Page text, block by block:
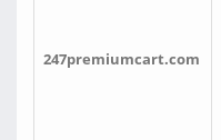
247premiumcart.com